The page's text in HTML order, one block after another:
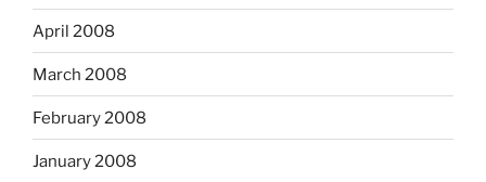
April 2008
March 2008
February 2008
January 2008